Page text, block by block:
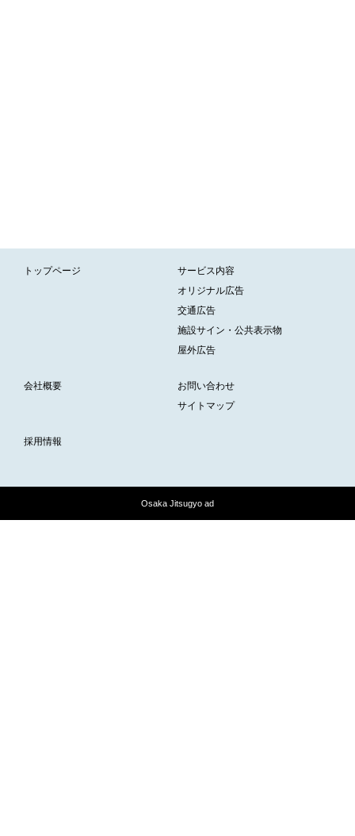
トップページ
サービス内容
オリジナル広告
交通広告
施設サイン・公共表示物
屋外広告
会社概要
お問い合わせ
サイトマップ
採用情報
Osaka Jitsugyo ad